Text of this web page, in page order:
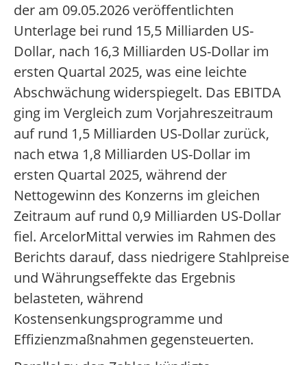
der am 09.05.2026 veröffentlichten
Unterlage bei rund 15,5 Milliarden US-
Dollar, nach 16,3 Milliarden US-Dollar im
ersten Quartal 2025, was eine leichte
Abschwächung widerspiegelt. Das EBITDA
ging im Vergleich zum Vorjahreszeitraum
auf rund 1,5 Milliarden US-Dollar zurück,
nach etwa 1,8 Milliarden US-Dollar im
ersten Quartal 2025, während der
Nettogewinn des Konzerns im gleichen
Zeitraum auf rund 0,9 Milliarden US-Dollar
fiel. ArcelorMittal verwies im Rahmen des
Berichts darauf, dass niedrigere Stahlpreise
und Währungseffekte das Ergebnis
belasteten, während
Kostensenkungsprogramme und
Effizienzmaßnahmen gegensteuerten.